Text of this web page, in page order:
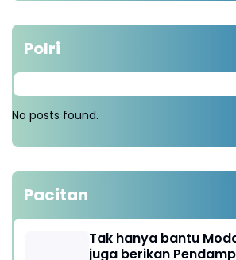
Polri
No posts found.
Pacitan
Tak hanya bantu
juga berikan